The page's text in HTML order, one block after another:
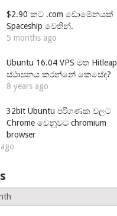
$2.90 කට .com ඩොමේනයක්
Spaceship වෙතින්.
5 months ago
Ubuntu 16.04 VPS මත Hitleap
ස්ථාපනය කරන්නේ කෙසේද?
8 years ago
32bit Ubuntu පරිගණක වලට
Chrome වෙනුවට chromium
browser